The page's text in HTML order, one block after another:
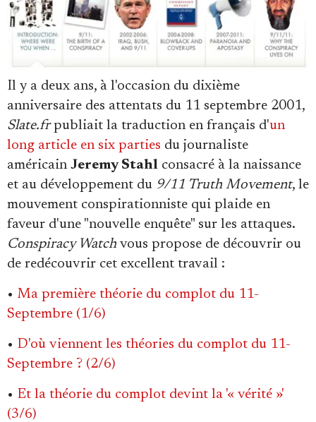
Se connecter
Il y a deux ans, à l'occasion du dixième
anniversaire des attentats du 11 septembre 2001,
Slate.frpubliait la traduction en français d'un
long article en six parties du journaliste
américain Jeremy Stahl consacré à la naissance
et au développement du 9/11 Truth Movement, le
mouvement conspirationniste qui plaide en
faveur d'une "nouvelle enquête" sur les attaques.
Conspiracy Watch vous propose de découvrir ou
de redécouvrir cet excellent travail :
• Ma première théorie du complot du 11-
Septembre (1/6)
• D'où viennent les théories du complot du 11-
Septembre ? (2/6)
• Et la théorie du complot devint la '« vérité »'
(3/6)